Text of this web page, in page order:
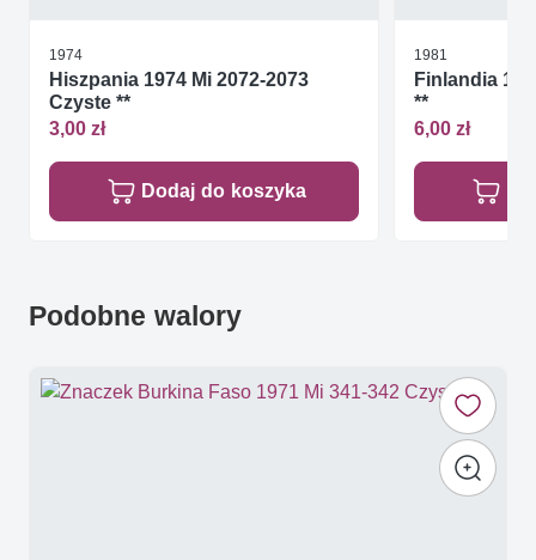
1974
Hiszpania 1974 Mi 2072-2073
Czyste **
3,00 zł
Dodaj do koszyka
1981
Finlandia
**
6,00 zł
Podobne walory